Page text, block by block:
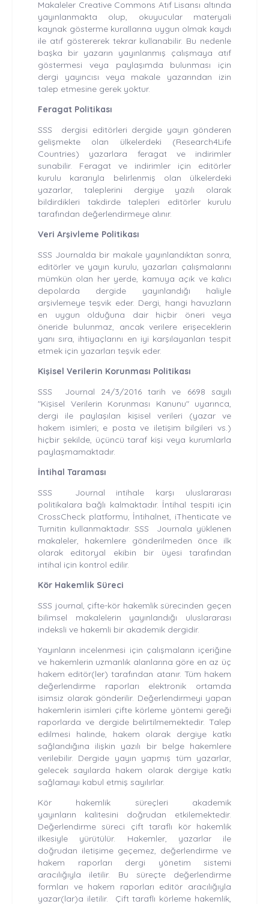
Makaleler Creative Commons Atıf Lisansı altında
yayınlanmakta olup, okuyucular materyali
kaynak gösterme kurallarına uygun olmak kaydı
ile atıf göstererek tekrar kullanabilir. Bu nedenle
başka bir yazarın yayınlanmış çalışmaya atıf
göstermesi veya paylaşımda bulunması için
dergi yayıncısı veya makale yazarından izin
talep etmesine gerek yoktur.
Feragat Politikası
SSS dergisi editörleri dergide yayın gönderen
gelişmekte olan ülkelerdeki (Research4Life
Countries) yazarlara feragat ve indirimler
sunabilir. Feragat ve indirimler için editörler
kurulu kararıyla belirlenmiş olan ülkelerdeki
yazarlar, taleplerini dergiye yazılı olarak
bildirdikleri takdirde talepleri editörler kurulu
tarafından değerlendirmeye alınır.
Veri Arşivleme Politikası
SSS Journalda bir makale yayınlandıktan sonra,
editörler ve yayın kurulu, yazarları çalışmalarını
mümkün olan her yerde, kamuya açık ve kalıcı
depolarda dergide yayınlandığı haliyle
arşivlemeye teşvik eder. Dergi, hangi havuzların
en uygun olduğuna dair hiçbir öneri veya
öneride bulunmaz, ancak verilere erişeceklerin
yanı sıra, ihtiyaçlarını en iyi karşılayanları tespit
etmek için yazarları teşvik eder.
Kişisel Verilerin Korunması Politikası
SSS Journal 24/3/2016 tarih ve 6698 sayılı
"Kişisel Verilerin Korunması Kanunu" uyarınca,
dergi ile paylaşılan kişisel verileri (yazar ve
hakem isimleri; e posta ve iletişim bilgileri vs.)
hiçbir şekilde, üçüncü taraf kişi veya kurumlarla
paylaşmamaktadır.
İntihal Taraması
SSS Journal intihale karşı uluslararası
politikalara bağlı kalmaktadır. İntihal tespiti için
CrossCheck platformu, İntihalnet, iThenticate ve
Turnitin kullanmaktadır. SSS Journala yüklenen
makaleler, hakemlere gönderilmeden önce ilk
olarak editoryal ekibin bir üyesi tarafından
intihal için kontrol edilir.
Kör Hakemlik Süreci
SSS journal, çifte-kör hakemlik sürecinden geçen
bilimsel makalelerin yayınlandığı uluslararası
indeksli ve hakemli bir akademik dergidir.
Yayınların incelenmesi için çalışmaların içeriğine
ve hakemlerin uzmanlık alanlarına göre en az üç
hakem editör(ler) tarafından atanır. Tüm hakem
değerlendirme raporları elektronik ortamda
isimsiz olarak gönderilir. Değerlendirmeyi yapan
hakemlerin isimleri çifte körleme yöntemi gereği
raporlarda ve dergide belirtilmemektedir. Talep
edilmesi halinde, hakem olarak dergiye katkı
sağlandığına ilişkin yazılı bir belge hakemlere
verilebilir. Dergide yayın yapmış tüm yazarlar,
gelecek sayılarda hakem olarak dergiye katkı
sağlamayı kabul etmiş sayılırlar.
Kör hakemlik süreçleri akademik
yayınların kalitesini doğrudan etkilemektedir.
Değerlendirme süreci çift taraflı kör hakemlik
ilkesiyle yürütülür. Hakemler, yazarlar ile
doğrudan iletişime geçemez, değerlendirme ve
hakem raporları dergi yönetim sistemi
aracılığıyla iletilir. Bu süreçte değerlendirme
formları ve hakem raporları editör aracılığıyla
yazar(lar)a iletilir. Çift taraflı körleme hakemlik,